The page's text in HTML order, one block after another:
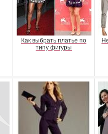
Как выбрать платье по
типу фигуры